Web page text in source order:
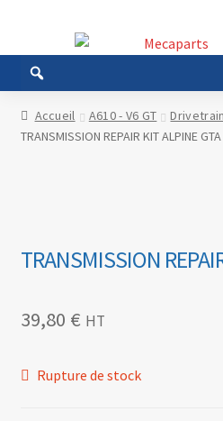
la
navigation
au
contenu
Accueil A610 - V6 GT Drivetrain
TRANSMISSION REPAIR KIT ALPINE GTA
TRANSMISSION
39,80 € HT
Rupture de stock